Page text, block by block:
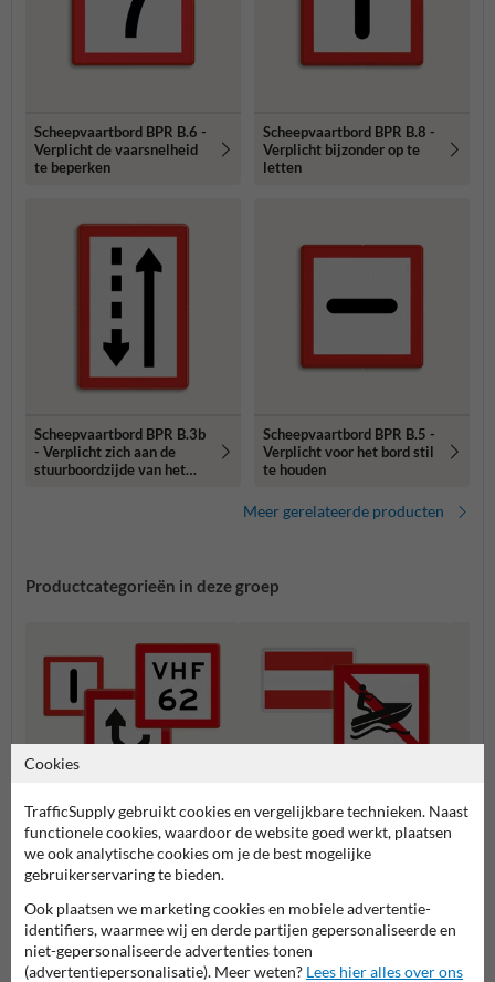
Scheepvaartbord BPR B.6 -
Verplicht de vaarsnelheid
te beperken
Scheepvaartbord BPR B.8 -
Verplicht bijzonder op te
letten
Scheepvaartbord BPR B.3b
- Verplicht zich aan de
stuurboordzijde van het
Scheepvaartbord BPR B.5 -
Verplicht voor het bord stil
te houden
Meer gerelateerde producten
Productcategorieën in deze groep
B serie - Gebodstekens A serie - Verbodstekens
Scheepvaartborden BPR
Cookies
TrafficSupply gebruikt cookies en vergelijkbare technieken. Naast
functionele cookies, waardoor de website goed werkt, plaatsen
we ook analytische cookies om je de best mogelijke
gebruikerservaring te bieden.
Ook plaatsen we marketing cookies en mobiele advertentie-
identifiers, waarmee wij en derde partijen gepersonaliseerde en
niet-gepersonaliseerde advertenties tonen
(advertentiepersonalisatie). Meer weten? Lees hier alles over ons